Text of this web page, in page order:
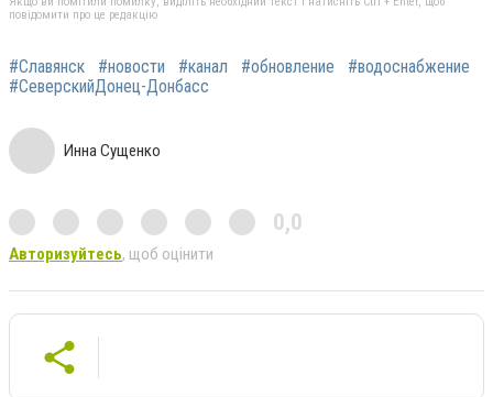
повідомити про це редакцію
#Славянск #новости #канал #обновление
#водоснабжение
#СеверскийДонец-Донбасс
Инна Сущенко
0,0
Авторизуйтесь, щоб оцінити